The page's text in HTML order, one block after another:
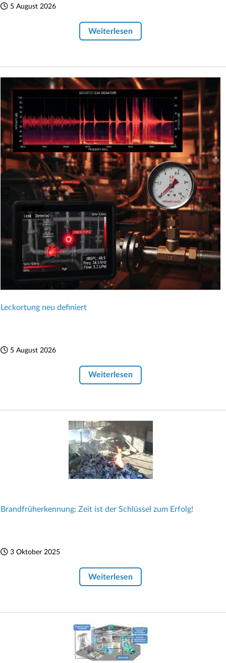
5 August 2026
Weiterlesen
Leckortung neu definiert
5 August 2026
Weiterlesen
Brandfrüherkennung: Zeit ist der Schlüssel zum Erfolg!
3 Oktober 2025
Weiterlesen